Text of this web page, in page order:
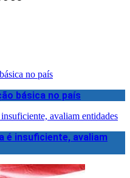
básica no país
é insuficiente, avaliam